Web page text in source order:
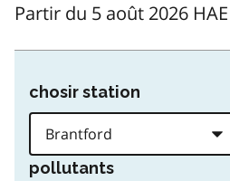
Partir du 5 août 2026